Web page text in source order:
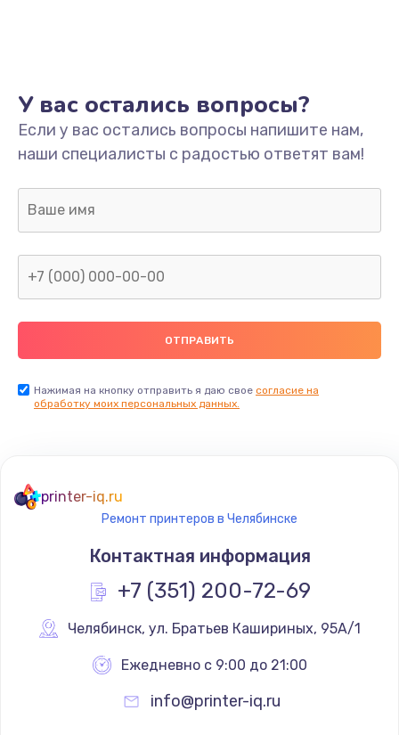
Замена/Pемонт карбюратора
1300 руб.
Заказать
Ремонт капиллярной трубки
400 руб.
Заказать
Замена термостата
1200 руб.
Заказать
Замена реле
У вас остались вопросы?
Если у вас остались вопросы напишите нам,
наши специалисты с радостью ответят вам!
Нажимая на кнопку отправить я даю свое согласие на
обработку моих персональных данных.
printer-iq.ru
Ремонт принтеров в Челябинске
Контактная информация
+7 (351) 200-72-69
Челябинск, ул. Братьев Кашириных, 95А/1
Ежедневно с 9:00 до 21:00
info@printer-iq.ru